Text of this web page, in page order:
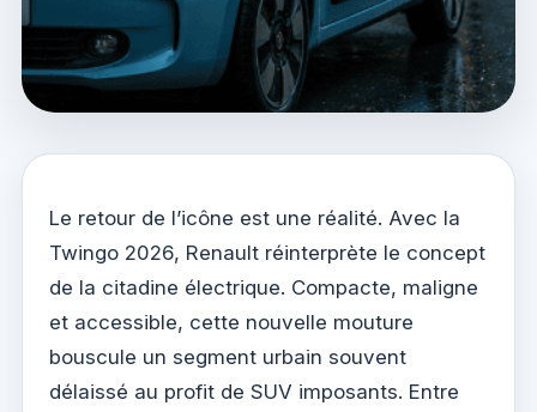
Le retour de l’icône est une réalité. Avec la
Twingo 2026, Renault réinterprète le concept
de la citadine électrique. Compacte, maligne
et accessible, cette nouvelle mouture
bouscule un segment urbain souvent
délaissé au profit de SUV imposants. Entre